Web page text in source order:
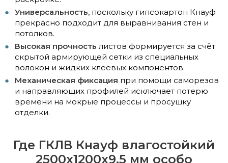
Универсальность, поскольку гипсокартон Кнауф
прекрасно подходит для выравнивания стен и
потолков.
Высокая прочность листов формируется за счёт
скрытой армирующей сетки из специальных
волокон и жидких клеевых компонентов.
Механическая фиксация при помощи саморезов
и направляющих профилей исключает потерю
времени на мокрые процессы и просушку
отделки.
Где ГКЛВ Кнауф влагостойкий
2500x1200x9,5 мм особо